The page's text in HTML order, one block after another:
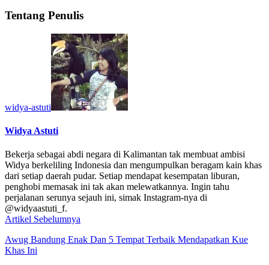
Tentang Penulis
widya-astuti
Widya Astuti
Bekerja sebagai abdi negara di Kalimantan tak membuat ambisi
Widya berkeliling Indonesia dan mengumpulkan beragam kain khas
dari setiap daerah pudar. Setiap mendapat kesempatan liburan,
penghobi memasak ini tak akan melewatkannya. Ingin tahu
perjalanan serunya sejauh ini, simak Instagram-nya di
@widyaastuti_f.
Artikel Sebelumnya
Awug Bandung Enak Dan 5 Tempat Terbaik Mendapatkan Kue
Khas Ini